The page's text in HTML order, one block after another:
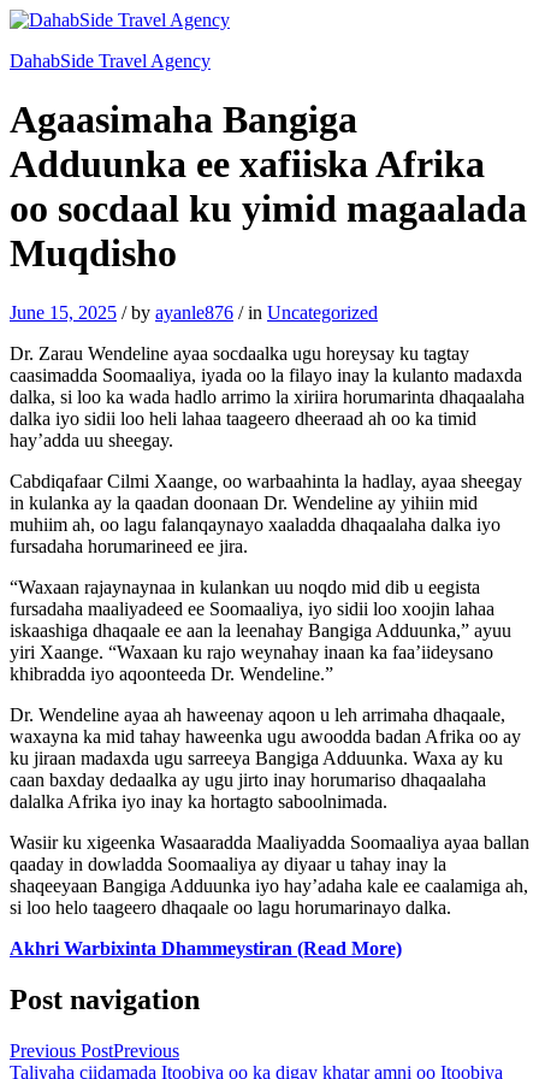
DahabSide Travel Agency
Agaasimaha Bangiga
Adduunka ee xafiiska Afrika
oo socdaal ku yimid magaalada
Muqdisho
June 15, 2025 /by ayanle876 /in Uncategorized
Dr. Zarau Wendeline ayaa socdaalka ugu horeysay ku tagtay
caasimadda Soomaaliya, iyada oo la filayo inay la kulanto madaxda
dalka, si loo ka wada hadlo arrimo la xiriira horumarinta dhaqaalaha
dalka iyo sidii loo heli lahaa taageero dheeraad ah oo ka timid
hay’adda uu sheegay.
Cabdiqafaar Cilmi Xaange, oo warbaahinta la hadlay, ayaa sheegay
in kulanka ay la qaadan doonaan Dr. Wendeline ay yihiin mid
muhiim ah, oo lagu falanqaynayo xaaladda dhaqaalaha dalka iyo
fursadaha horumarineed ee jira.
“Waxaan rajaynaynaa in kulankan uu noqdo mid dib u eegista
fursadaha maaliyadeed ee Soomaaliya, iyo sidii loo xoojin lahaa
iskaashiga dhaqaale ee aan la leenahay Bangiga Adduunka,” ayuu
yiri Xaange. “Waxaan ku rajo weynahay inaan ka faa’iideysano
khibradda iyo aqoonteeda Dr. Wendeline.”
Dr. Wendeline ayaa ah haweenay aqoon u leh arrimaha dhaqaale,
waxayna ka mid tahay haweenka ugu awoodda badan Afrika oo ay
ku jiraan madaxda ugu sarreeya Bangiga Adduunka. Waxa ay ku
caan baxday dedaalka ay ugu jirto inay horumariso dhaqaalaha
dalalka Afrika iyo inay ka hortagto saboolnimada.
Wasiir ku xigeenka Wasaaradda Maaliyadda Soomaaliya ayaa ballan
qaaday in dowladda Soomaaliya ay diyaar u tahay inay la
shaqeeyaan Bangiga Adduunka iyo hay’adaha kale ee caalamiga ah,
si loo helo taageero dhaqaale oo lagu horumarinayo dalka.
Akhri Warbixinta Dhammeystiran (Read More)
Post navigation
Previous PostPrevious
Taliyaha ciidamada Itoobiya oo ka digay khatar amni oo Itoobiya